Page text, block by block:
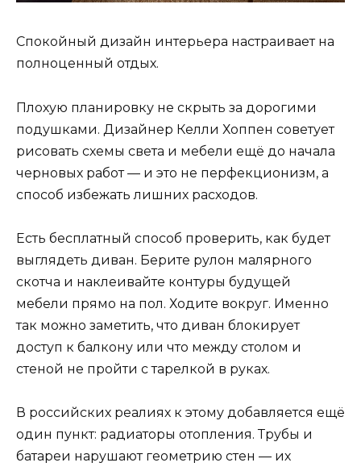
Спокойный дизайн интерьера настраивает на
полноценный отдых.
Плохую планировку не скрыть за дорогими
подушками. Дизайнер Келли Хоппен советует
рисовать схемы света и мебели ещё до начала
черновых работ — и это не перфекционизм, а
способ избежать лишних расходов.
Есть бесплатный способ проверить, как будет
выглядеть диван. Берите рулон малярного
скотча и наклеивайте контуры будущей
мебели прямо на пол. Ходите вокруг. Именно
так можно заметить, что диван блокирует
доступ к балкону или что между столом и
стеной не пройти с тарелкой в руках.
В российских реалиях к этому добавляется ещё
один пункт: радиаторы отопления. Трубы и
батареи нарушают геометрию стен — их